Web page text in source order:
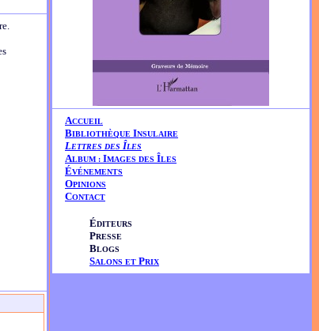
ACCUEIL
BIBLIOTHÈQUE INSULAIRE
LETTRES DES ÎLES
ALBUM : IMAGES DES ÎLES
ÉVÉNEMENTS
OPINIONS
CONTACT
ÉDITEURS
PRESSE
BLOGS
SALONS ET PRIX